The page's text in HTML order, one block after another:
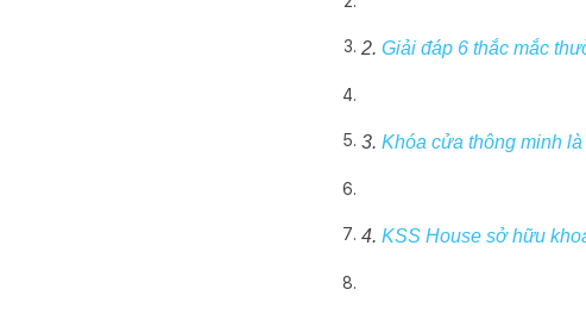
2. Giải đáp 6 thắc mắc
3. Khóa cửa thông minh
4. KSS House sở hữu